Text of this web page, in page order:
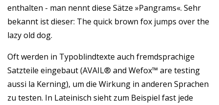
enthalten - man nennt diese Sätze »Pangrams«. Sehr
bekannt ist dieser: The quick brown fox jumps over the
lazy old dog.
Oft werden in Typoblindtexte auch fremdsprachige
Satzteile eingebaut (AVAIL® and Wefox™ are testing
aussi la Kerning), um die Wirkung in anderen Sprachen
zu testen. In Lateinisch sieht zum Beispiel fast jede